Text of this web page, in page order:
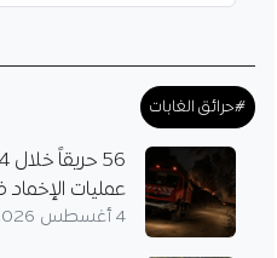
أفق 2050.. المدرسة الجزائرية
يرى كاتب المقال أنّ الرهان
الحقيقي للمدرسة الجزائرية ليس
أن تنتصر الإنجليزية على
الفرنسية أو العربية على
الإنجليزية، بل عندما…
#حرائق الغابات
عمليات الإخماد في 3
4 أغسطس 2026